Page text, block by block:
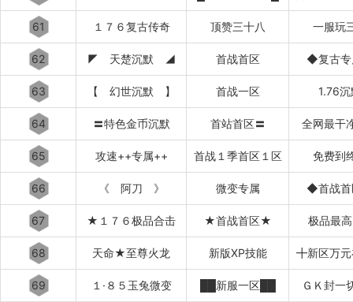
61 １７６复古传奇 顶赞三十八 一服玩
62 ◤ 天楚沉默 ◢ 首战首区 ◆复古
63 【 幻世沉默 】 首战一区 1.76
64 〓特色金币沉默 首站首区〓 全网最干
65 攻速++专属++ 首战１季首区１区 免费到
66 《 阿刀 》 微变专属 ◆首战
67 ★１７６极品合击 ★首战首区★ 极品最
68 天命★至尊火龙 新版XP技能 ╋新区万
69 １·８５玉兔微变 ██新服一区██ ＧＫ封一